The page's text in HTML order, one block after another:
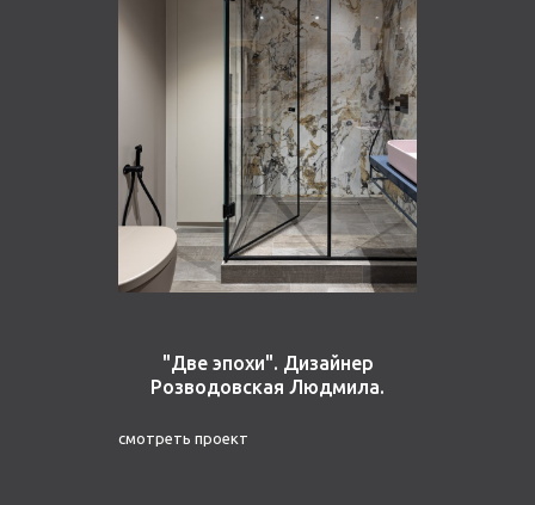
"Две эпохи". Дизайнер
Розводовская Людмила.
смотреть проект